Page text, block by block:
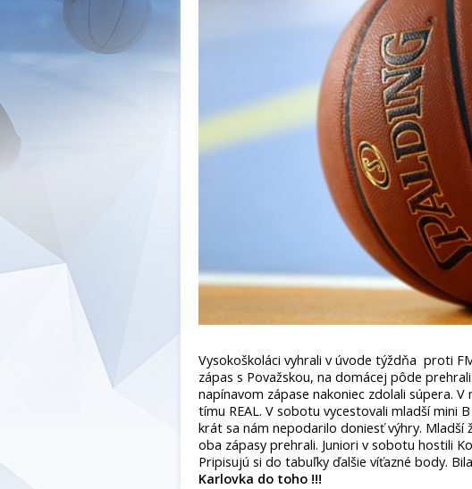
Vysokoškoláci vyhrali v úvode týždňa proti
zápas s Považskou, na domácej pôde
napínavom zápase nakoniec zdolali súpera.
tímu REAL. V sobotu vycestovali mladší mini
krát sa nám nepodarilo doniesť výhry.
oba zápasy prehrali. Juniori v sobotu hostili
Pripisujú si do tabuľky ďalšie víťazné body.
Karlovka do toho !!!